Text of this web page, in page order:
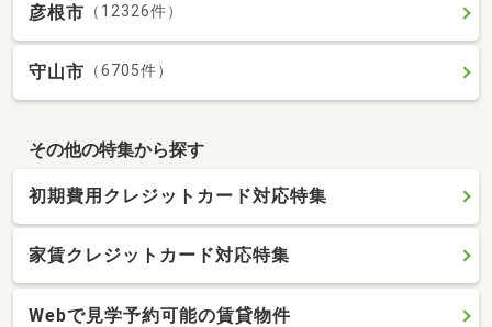
彦根市 （12326件）
守山市 （6705件）
その他の特集から探す
初期費用クレジットカード対応特集
家賃クレジットカード対応特集
Webで見学予約可能の賃貸物件